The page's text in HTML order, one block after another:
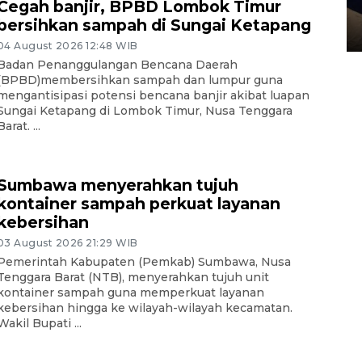
banjir, BPBD Lombok Timur
sampah di Sungai Ketapang
August 2026 12:48 WIB
Penanggulangan Bencana Daerah
sampah dan lumpur guna
potensi bencana banjir akibat luapan
Ketapang di Lombok Timur, Nusa Tenggara
...
menyerahkan tujuh
sampah perkuat layanan
August 2026 21:29 WIB
Kabupaten (Pemkab) Sumbawa, Nusa
Barat (NTB), menyerahkan tujuh unit
sampah guna memperkuat layanan
hingga ke wilayah-wilayah kecamatan.
Bupati ...
pembunuhan Brigadir Nurhadi
10 March 2026 12:55 WIB